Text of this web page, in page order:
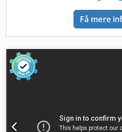
sænkebevægelser for mast og
bomudlægger •
statusdisplay •
arbejdsplatformen • Stor
batteriopladning • Automatisk
stilstand •
Diagnosesystem ombord med
drejelig 345° •
med advarselslys •
Få mere